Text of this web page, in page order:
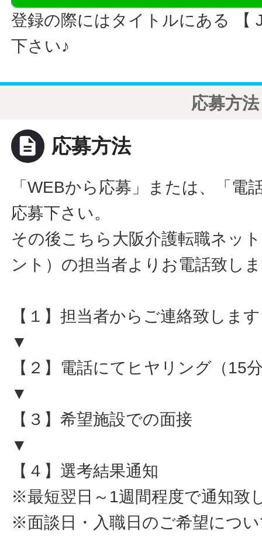
登録の際にはタイトルにある 【
下さい♪
応募方法
description 応募方法
「WEBから応募」または、「電
応募下さい。
その後こちら大阪介護転職ネッ
ント）の担当者よりお電話致し
【１】担当者からご連絡致します
▼
【２】電話にてヒヤリング（15
▼
【３】希望施設での面接
▼
【４】選考結果通知
※最短翌日～1週間程度で通知致
※面談日・入職日のご希望につ